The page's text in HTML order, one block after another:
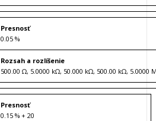
Presnosť
0.05 %
Rozsah a rozlíšenie
500.00 Ω, 5.0000 kΩ, 50.000 kΩ, 500.00 kΩ, 5.0000
Presnosť
0.15 % + 20